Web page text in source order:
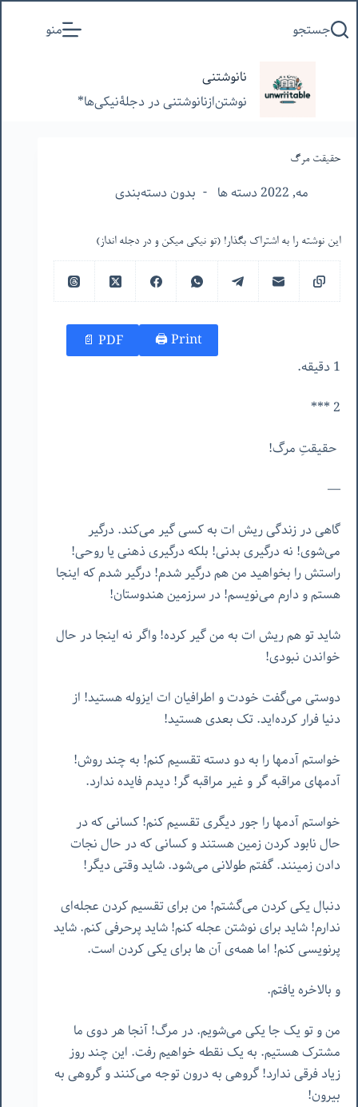
به
جستجو منو
نانوشتنی
نوشتن‌از‌نانوشتنی‌ در‌ دجلۀنیکی‌ها*
حقیقت مرگ
مه, 2022 دسته ها بدون دسته‌بندی
این نوشته را به اشتراک بگذار! (تو نیکی میکن و در دجله انداز)
Print 🖨
PDF 📄
1 دقیقه.
2 ***
حقیقتِ مرگ!
—
گاهی در زندگی ریش ات به کسی گیر می‌کند. درگیر
می‌شوی! نه درگیری بدنی! بلکه درگیری ذهنی یا روحی!
راستش را بخواهید من هم درگیر شدم! درگیر شدم که اینجا
هستم و دارم می‌نویسم! در سرزمین هندوستان!
شاید تو هم ریش ات به من گیر کرده! واگر نه اینجا در حال
خواندن نبودی!
دوستی می‌گفت خودت و اطرافیان ات ایزوله هستید! از
دنیا فرار کرده‌اید. تک بعدی هستید!
خواستم آدمها را به دو دسته تقسیم کنم! به چند روش!
آدمهای مراقبه گر و غیر مراقبه گر! دیدم فایده ندارد.
خواستم آدمها را جور دیگری تقسیم کنم! کسانی که در
حال نابود کردن زمین هستند و کسانی که در حال نجات
دادن زمینند. گفتم طولانی می‌شود. شاید وقتی دیگر!
دنبال یکی کردن می‌گشتم! من برای تقسیم کردن عجله‌ای
ندارم! شاید برای نوشتن عجله کنم! شاید پرحرفی کنم. شاید
پرنویسی کنم! اما همه‌ی آن ها برای یکی کردن است.
و بالاخره یافتم.
من و تو یک جا یکی می‌شویم. در مرگ! آنجا هر دوی ما
مشترک هستیم. به یک نقطه خواهیم رفت. این چند روز
زیاد فرقی ندارد! گروهی به درون توجه می‌کنند و گروهی به
بیرون!